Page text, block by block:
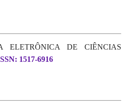
ELETRÔNICA DE CIÊNCIAS
1517-6916